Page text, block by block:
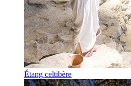
Étang celtibère